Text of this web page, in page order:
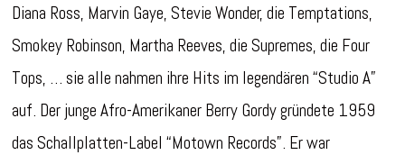
Diana Ross, Marvin Gaye, Stevie Wonder, die Temptations,
Smokey Robinson, Martha Reeves, die Supremes, die Four
Tops, … sie alle nahmen ihre Hits im legendären “Studio A”
auf. Der junge Afro-Amerikaner Berry Gordy gründete 1959
das Schallplatten-Label “Motown Records”. Er war